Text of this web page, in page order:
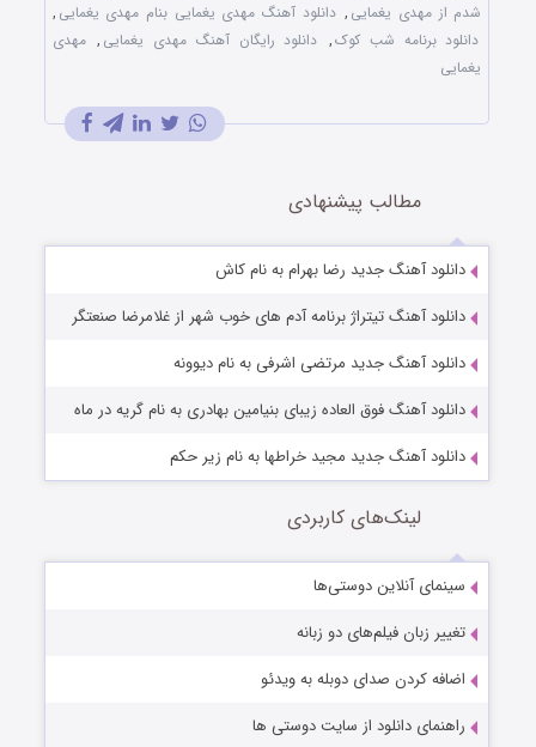
شدم از مهدی یغمایی , دانلود آهنگ مهدی یغمایی بنام مهدی یغمایی ,
دانلود برنامه شب کوک, دانلود رایگان آهنگ مهدی یغمایی , مهدی
یغمایی
مطالب پیشنهادی
دانلود آهنگ جدید رضا بهرام به نام کاش
دانلود آهنگ تیتراژ برنامه آدم های خوب شهر از غلامرضا صنعتگر
دانلود آهنگ جدید مرتضی اشرفی به نام دیوونه
دانلود آهنگ فوق العاده زیبای بنیامین بهادری به نام گریه در ماه
دانلود آهنگ جدید مجید خراطها به نام زیر حکم
لینک‌های کاربردی
سینمای آنلاین دوستی‌ها
تغییر زبان فیلم‌های دو زبانه
اضافه کردن صدای دوبله به ویدئو
راهنمای دانلود از سایت دوستی ها